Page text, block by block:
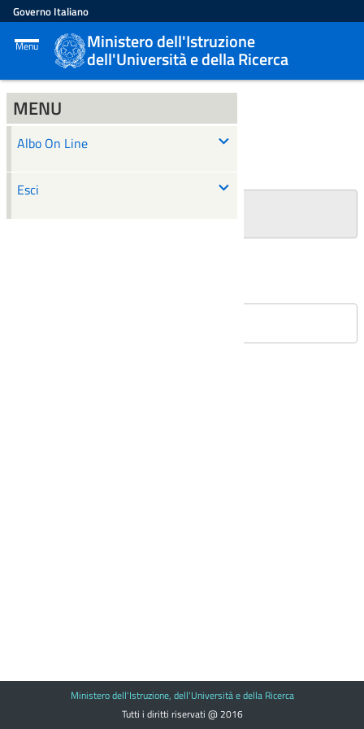
Governo Italiano
Menu Ministero dell'Istruzione
dell'Università e della Ricerca
MENU
Albo On Line
Esci
ALBO ON LINE
Ricerca
Ministero dell'Istruzione, dell'Università e della Ricerca
Tutti i diritti riservati @ 2016